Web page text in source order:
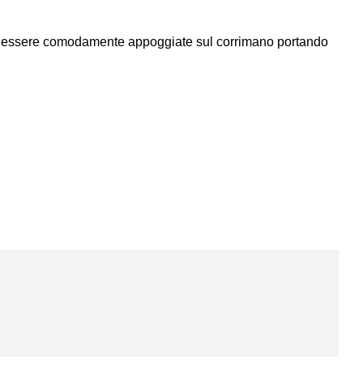
comodamente appoggiate sul corrimano portando